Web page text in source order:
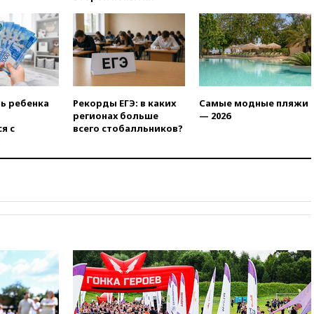
вооружений США достигли
крайне низкого уровня
13:16
«Родина» просит
Верховный суд снять «Яблоко»
с выборов
Путин обсудил с
президентом ОАЭ ситуацию в
Персидском заливе и на
Украине
13:09Суд обязал москвичку
12:51Россия планирует
Вьетнама
12:36 Экспорт растворимого
кофе из России достиг
рекордных показателей
ребенка
с
Рекорды ЕГЭ: в каких
регионах больше
всего стобалльников?
Самые модные пляжи
— 2026